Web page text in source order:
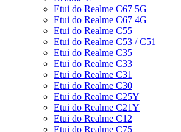
Etui do Realme C67 5G
Etui do Realme C67 4G
Etui do Realme C55
Etui do Realme C53 / C51
Etui do Realme C35
Etui do Realme C33
Etui do Realme C31
Etui do Realme C30
Etui do Realme C25Y
Etui do Realme C21Y
Etui do Realme C12
Etui do Realme C75